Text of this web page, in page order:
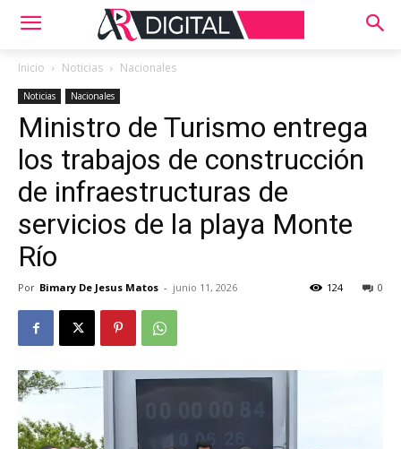
Inicio Noticias Nacionales
Noticias Nacionales
Ministro de Turismo entrega
los trabajos de construcción
de infraestructuras de
servicios de la playa Monte
Río
Por Bimary De Jesus Matos - junio 11, 2026 0
124